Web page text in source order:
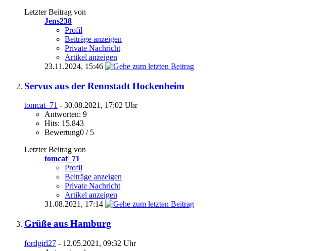
Letzter Beitrag von
Jens238
Profil
Beiträge anzeigen
Private Nachricht
Artikel anzeigen
23.11.2024, 15:46
Servus aus der Rennstadt Hockenheim
tomcat_71 - 30.08.2021, 17:02 Uhr
Antworten: 9
Hits: 15.843
Bewertung0 / 5
Letzter Beitrag von
tomcat_71
Profil
Beiträge anzeigen
Private Nachricht
Artikel anzeigen
31.08.2021, 17:14
Grüße aus Hamburg
fordgirl27 - 12.05.2021, 09:32 Uhr